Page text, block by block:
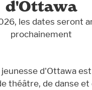
d'Ottawa
les dates seront
prochainement
jeunesse d'Ottawa
théâtre, de danse et